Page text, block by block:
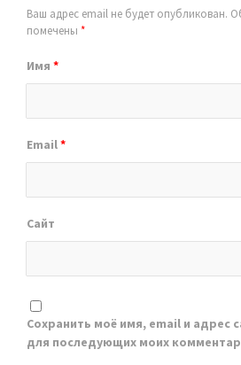
Ваш адрес email не будет опубликован.
помечены *
Имя *
Email*
Сайт
Сохранить моё имя, email и адрес
для последующих моих